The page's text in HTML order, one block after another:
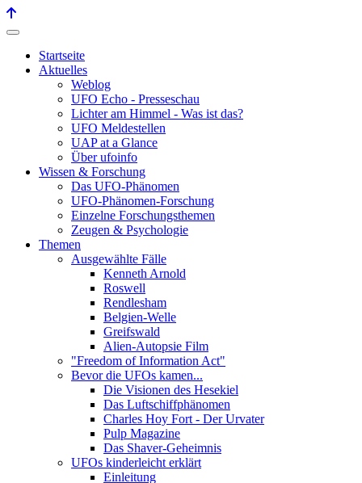
Startseite
Aktuelles
Weblog
UFO Echo - Presseschau
Lichter am Himmel - Was ist das?
UFO Meldestellen
UAP at a Glance
Über ufoinfo
Wissen & Forschung
Das UFO-Phänomen
UFO-Phänomen-Forschung
Einzelne Forschungsthemen
Zeugen & Psychologie
Themen
Ausgewählte Fälle
Kenneth Arnold
Roswell
Rendlesham
Belgien-Welle
Greifswald
Alien-Autopsie Film
"Freedom of Information Act"
Bevor die UFOs kamen...
Die Visionen des Hesekiel
Das Luftschiffphänomen
Charles Hoy Fort - Der Urvater
Pulp Magazine
Das Shaver-Geheimnis
UFOs kinderleicht erklärt
Einleitung